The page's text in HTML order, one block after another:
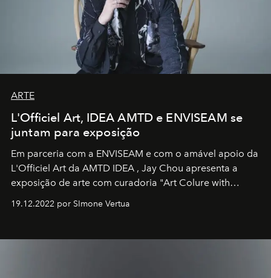
ARTE
L'Officiel Art, IDEA AMTD e ENVISEAM se
juntam para exposição
Em parceria com a ENVISEAM e com o amável apoio da
L'Officiel Art da AMTD IDEA , Jay Chou apresenta a
exposição de arte com curadoria "Art Colure with
19.12.2022 por SImone Vertua